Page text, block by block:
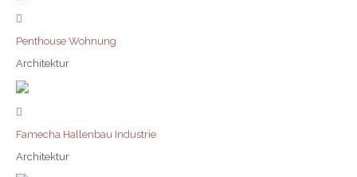
Penthouse Wohnung
Architektur
Famecha Hallenbau Industrie
Architektur